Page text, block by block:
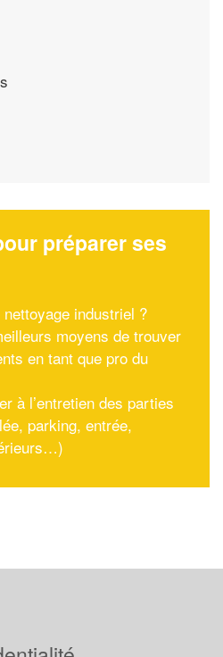
préparer ses
nettoyage industriel ?
moyens de trouver
en tant que pro du
à l’entretien des parties
parking, entrée,